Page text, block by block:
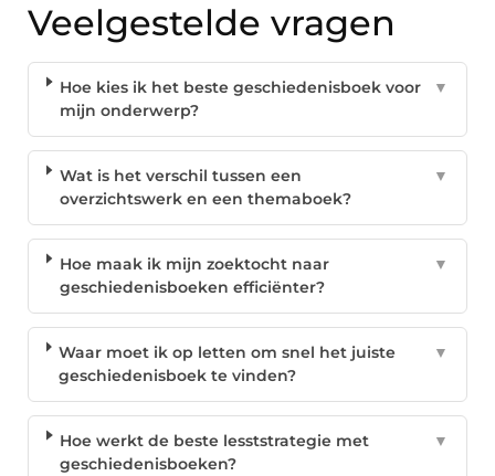
Veelgestelde vragen
Hoe kies ik het beste geschiedenisboek voor
mijn onderwerp?
▼
Wat is het verschil tussen een
overzichtswerk en een themaboek?
▼
Hoe maak ik mijn zoektocht naar
geschiedenisboeken efficiënter?
▼
Waar moet ik op letten om snel het juiste
geschiedenisboek te vinden?
▼
Hoe werkt de beste lesststrategie met
geschiedenisboeken?
▼